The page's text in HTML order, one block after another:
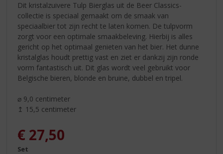
Dit kristalzuivere Tulp Bierglas uit de Beer Classics-
collectie is speciaal gemaakt om de smaak van
speciaalbier tot zijn recht te laten komen. De tulpvorm
zorgt voor een optimale smaakbeleving. Hierbij is alles
gericht op het optimaal genieten van het bier. Het dunne
kristalglas houdt prettig vast en ziet er dankzij zijn ronde
vorm fantastisch uit. Dit glas wordt veel gebruikt voor
Belgische bieren, blonde en bruine, dubbel en tripel.
⌀ 9,0 centimeter
↥ 15,5 centimeter
€ 27,50
Set